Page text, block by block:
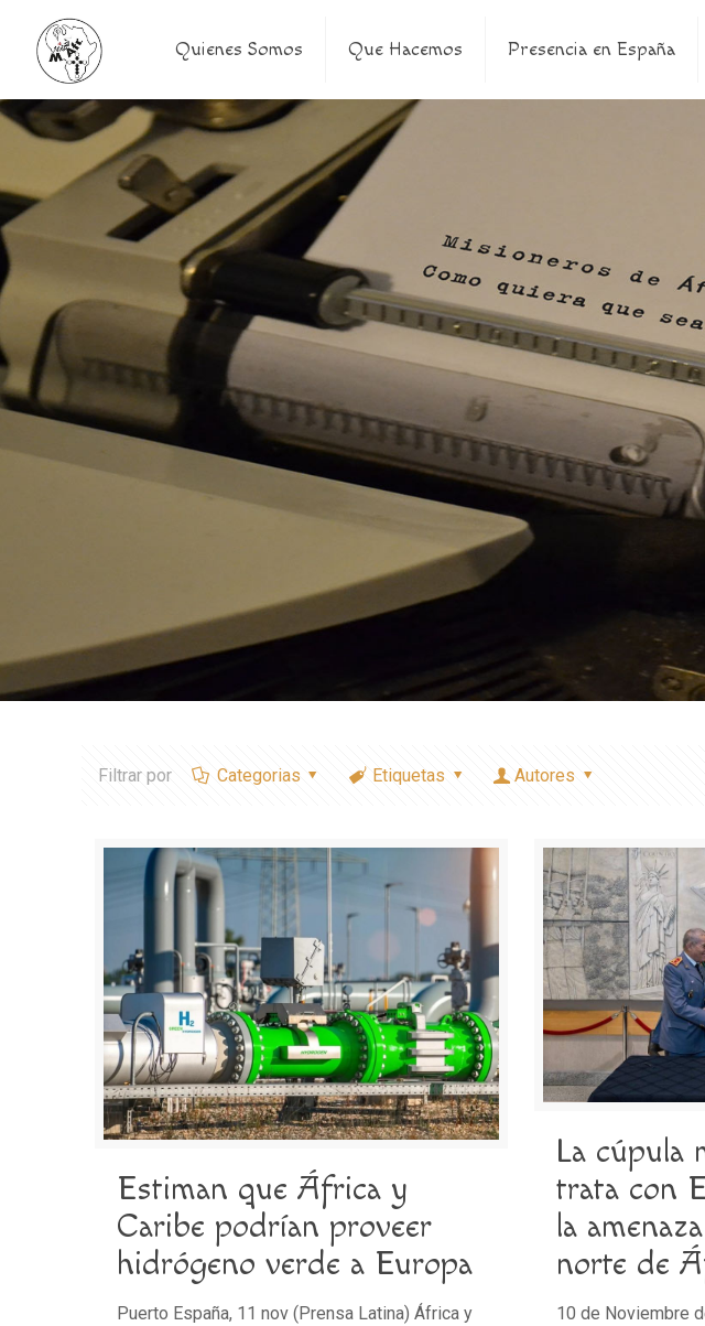
Quienes Somos Que Hacemos Presencia en España
Filtrar por Categorias Etiquetas Autores
Estiman que África y
Caribe podrían proveer
hidrógeno verde a Europa
Puerto España, 11 nov (Prensa Latina) África y
La cúpula
trata con
la
norte de
10 de Noviembre